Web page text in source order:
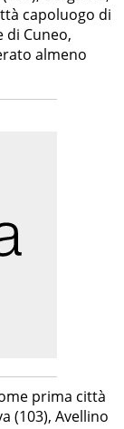
capoluogo di
di Cuneo,
almeno
prima città
(103), Avellino